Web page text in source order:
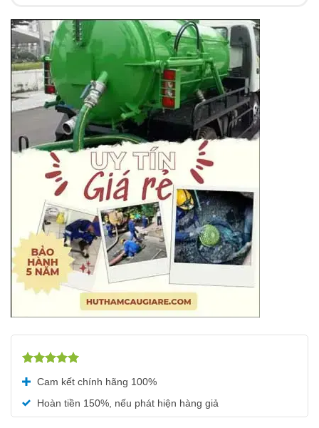
hạng5.00
5 sao
Cam kết chính hãng 100%
Hoàn tiền 150%, nếu phát hiện hàng giả